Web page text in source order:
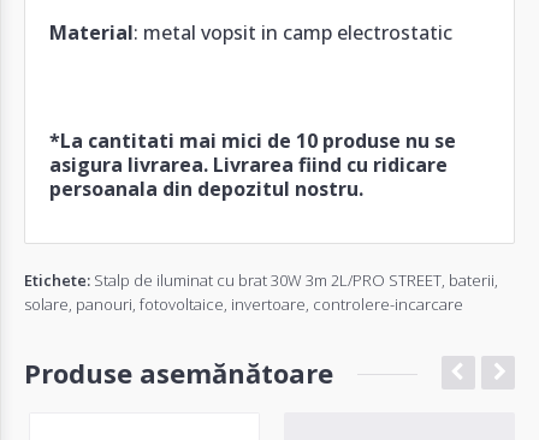
Material: metal vopsit in camp electrostatic
*La cantitati mai mici de 10 produse nu se
asigura livrarea. Livrarea fiind cu ridicare
persoanala din depozitul nostru.
Etichete: Stalp de iluminat cu brat 30W 3m 2L/PRO STREET baterii
solare panouri fotovoltaice invertoare controlere-incarcare
Produse asemănătoare